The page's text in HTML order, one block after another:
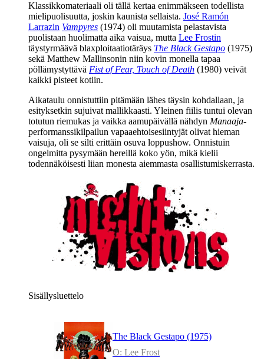
Klassikkomateriaali oli tällä kertaa enimmäkseen todellista
mielipuolisuutta, joskin kaunista sellaista. José Ramón
Larrazin Vampyres (1974) oli muutamista pelastavista
puolistaan huolimatta aika vaisua, mutta Lee Frostin
täystyrmäävä blaxploitaatiotäräys The Black Gestapo (1975)
sekä Matthew Mallinsonin niin kovin monella tapaa
pöllämystyttävä Fist of Fear, Touch of Death (1980) veivät
kaikki pisteet kotiin.
Aikataulu onnistuttiin pitämään lähes täysin kohdallaan, ja
esityksetkin sujuivat mallikkaasti. Yleinen fiilis tuntui olevan
totutun riemukas ja vaikka aamupäivällä nähdyn Manaaja-
performanssikilpailun vapaaehtoisesiintyjät olivat hieman
vaisuja, oli se silti erittäin osuva loppushow. Onnistuin
ongelmitta pysymään hereillä koko yön, mikä kielii
todennäköisesti liian monesta aiemmasta osallistumiskerrasta.
Sisällysluettelo
The Black Gestapo (1975)
O: Lee Frost